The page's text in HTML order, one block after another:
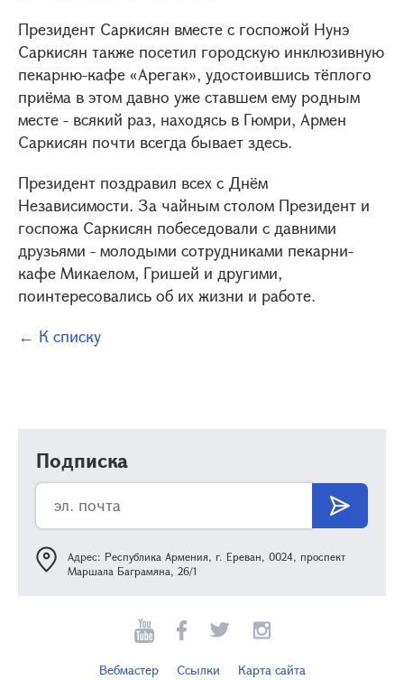
Президент Саркисян вместе с госпожой Нунэ
Саркисян также посетил городскую инклюзивную
пекарню-кафе «Арегак», удостоившись тёплого
приёма в этом давно уже ставшем ему родным
месте - всякий раз, находясь в Гюмри, Армен
Саркисян почти всегда бывает здесь.
Президент поздравил всех с Днём
Независимости. За чайным столом Президент и
госпожа Саркисян побеседовали с давними
друзьями - молодыми сотрудниками пекарни-
кафе Микаелом, Гришей и другими,
поинтересовались об их жизни и работе.
← К списку
Подписка
Адрес: Республика Армения, г. Ереван, 0024, проспект
Маршала Баграмяна, 26/1
Вебмастер Ссылки Карта сайта